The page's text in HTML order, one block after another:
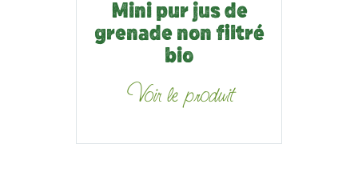
Mini pur jus de
grenade non filtré
bio
Voir le produit